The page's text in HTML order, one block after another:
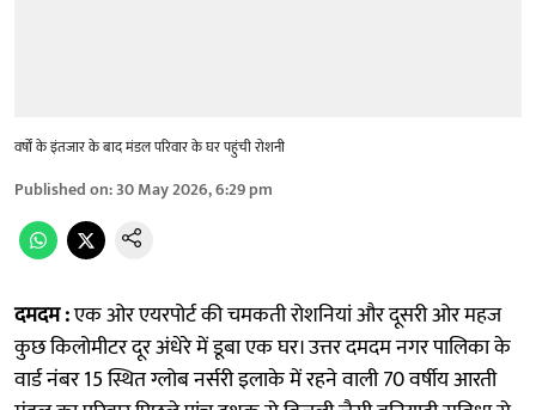
वर्षों के इंतजार के बाद मंडल परिवार के घर पहुंची रोशनी
Published on:30 May 2026, 6:29 pm
दमदम :एक ओर एयरपोर्ट की चमकती रोशनियां और दूसरी ओर महज
कुछ किलोमीटर दूर अंधेरे में डूबा एक घर। उत्तर दमदम नगर पालिका के
वार्ड नंबर 15 स्थित ग्लोब नर्सरी इलाके में रहने वाली 70 वर्षीय आरती